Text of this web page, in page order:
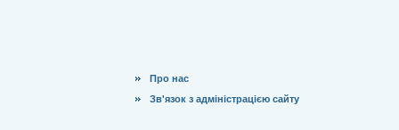
Про нас
Зв'язок з адміністрацією сайту